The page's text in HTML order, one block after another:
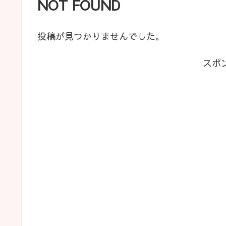
NOT FOUND
投稿が見つかりませんでした。
スポ